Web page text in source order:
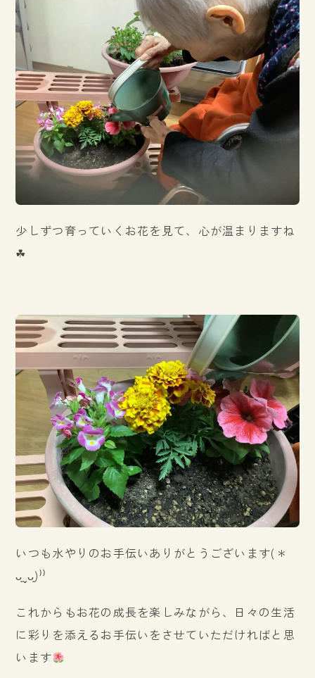
少しずつ育っていくお花を見て、心が温まりますね
☘
いつも水やりのお手伝いありがとうございます(＊
ᴗ͈ˬᴗ͈)⁾⁾
これからもお花の成長を楽しみながら、日々の生活
に彩りを添えるお手伝いをさせていただければと思
います